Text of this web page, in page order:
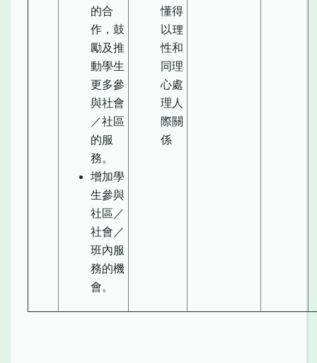
的合
作，鼓
勵及推
動學生
更多參
與社會
／社區
的服
務。
增加學
生參與
社區／
社會／
班內服
務的機
會。
懂得
以理
性和
同理
心處
理人
際關
係